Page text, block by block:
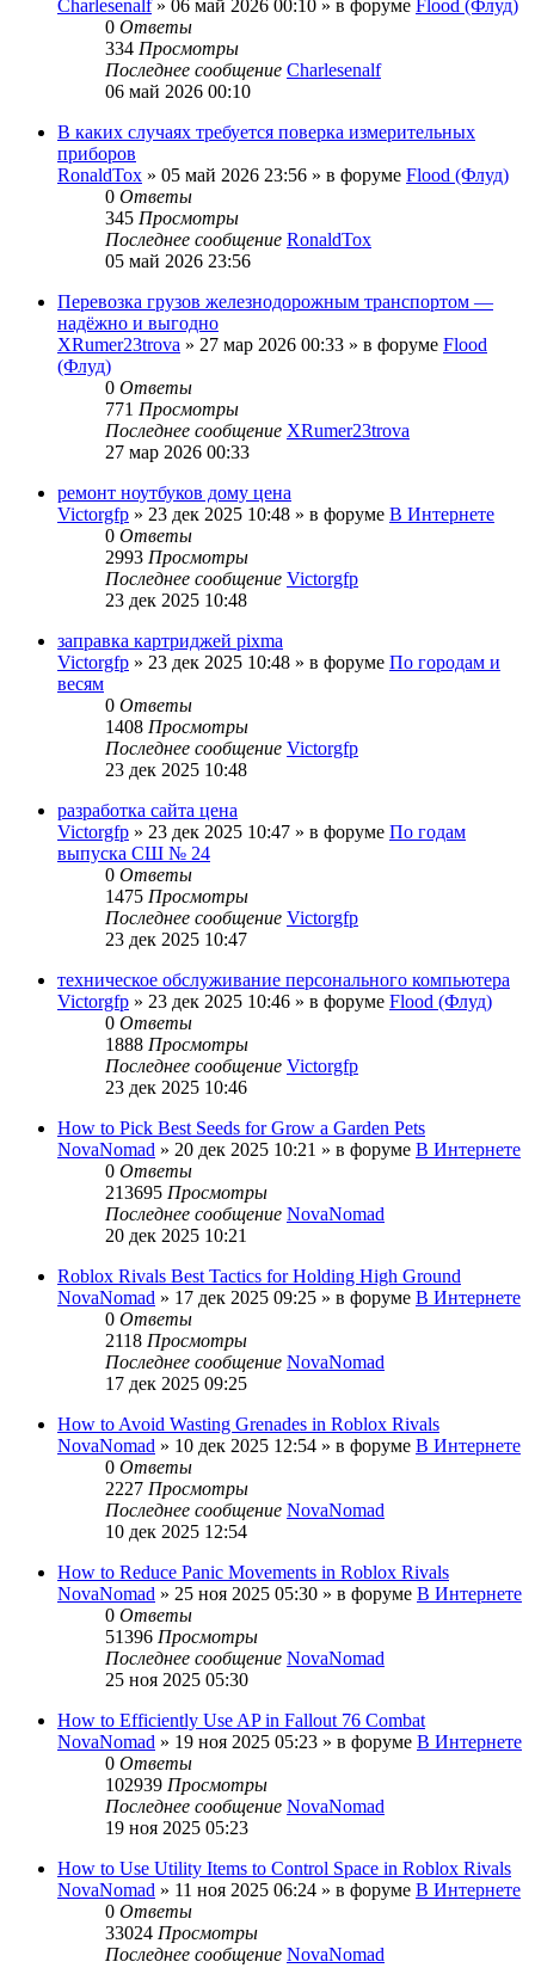
Charlesenalf» 06 май 2026 00:10 » в форуме Flood (Флуд)
0 Ответы
334 Просмотры
Последнее сообщение Charlesenalf
06 май 2026 00:10
В каких случаях требуется поверка измерительных
приборов
RonaldTox » 05 май 2026 23:56 » в форуме Flood (Флуд)
0 Ответы
345 Просмотры
Последнее сообщение RonaldTox
05 май 2026 23:56
Перевозка грузов железнодорожным транспортом —
надёжно и выгодно
XRumer23trova » 27 мар 2026 00:33 » в форуме Flood
(Флуд)
0 Ответы
771 Просмотры
Последнее сообщение XRumer23trova
27 мар 2026 00:33
ремонт ноутбуков дому цена
Victorgfp » 23 дек 2025 10:48 » в форуме В Интернете
0 Ответы
2993 Просмотры
Последнее сообщение Victorgfp
23 дек 2025 10:48
заправка картриджей pixma
Victorgfp » 23 дек 2025 10:48 » в форуме По городам и
весям
0 Ответы
1408 Просмотры
Последнее сообщение Victorgfp
23 дек 2025 10:48
разработка сайта цена
Victorgfp » 23 дек 2025 10:47 » в форуме По годам
выпуска СШ № 24
0 Ответы
1475 Просмотры
Последнее сообщение Victorgfp
23 дек 2025 10:47
техническое обслуживание персонального компьютера
Victorgfp » 23 дек 2025 10:46 » в форуме Flood (Флуд)
0 Ответы
1888 Просмотры
Последнее сообщение Victorgfp
23 дек 2025 10:46
How to Pick Best Seeds for Grow a Garden Pets
NovaNomad » 20 дек 2025 10:21 » в форуме В Интернете
0 Ответы
213695 Просмотры
Последнее сообщение NovaNomad
20 дек 2025 10:21
Roblox Rivals Best Tactics for Holding High Ground
NovaNomad » 17 дек 2025 09:25 » в форуме В Интернете
0 Ответы
2118 Просмотры
Последнее сообщение NovaNomad
17 дек 2025 09:25
How to Avoid Wasting Grenades in Roblox Rivals
NovaNomad » 10 дек 2025 12:54 » в форуме В Интернете
0 Ответы
2227 Просмотры
Последнее сообщение NovaNomad
10 дек 2025 12:54
How to Reduce Panic Movements in Roblox Rivals
NovaNomad » 25 ноя 2025 05:30 » в форуме В Интернете
0 Ответы
51396 Просмотры
Последнее сообщение NovaNomad
25 ноя 2025 05:30
How to Efficiently Use AP in Fallout 76 Combat
NovaNomad » 19 ноя 2025 05:23 » в форуме В Интернете
0 Ответы
102939 Просмотры
Последнее сообщение NovaNomad
19 ноя 2025 05:23
How to Use Utility Items to Control Space in Roblox Rivals
NovaNomad » 11 ноя 2025 06:24 » в форуме В Интернете
0 Ответы
33024 Просмотры
Последнее сообщение NovaNomad